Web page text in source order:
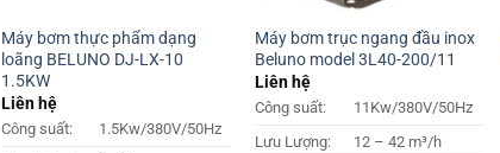
Máy bơm thực phẩm dạng
loãng BELUNO DJ-LX-10
1.5KW
Liên hệ
Công suất:
1.5Kw/380V/50Hz
Máy bơm trục ngang đầu inox
Beluno model 3L40-200/11
Liên hệ
Công suất:
11Kw/380V/50Hz
Lưu Lượng:
12 – 42 m³/h